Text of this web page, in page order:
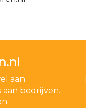
aan
bedrijven.